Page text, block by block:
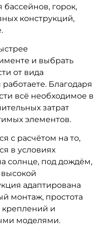
горок,
конструкций,
и выбрать
от вида
Благодаря
всё необходимое в
затрат
элементов.
с расчётом на то,
в условиях
солнце, под дождём,
адаптирована
монтаж, простота
креплений и
моделями.